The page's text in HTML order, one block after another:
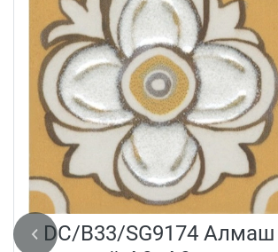
DC/B33/SG9174 Алмаш